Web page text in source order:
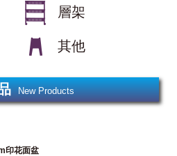
層架
其他
New Products
印花面盆